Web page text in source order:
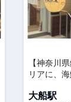
【神奈川
リアに、
大船駅